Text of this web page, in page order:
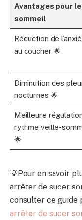
Avantages pour le
sommeil
Réduction de
au coucher 🌟
Diminution des
nocturnes 🌟
Meilleure
rythme veille-
🌟
💡Pour en savoir
arrêter de sucer
consulter ce guide
arrêter de sucer